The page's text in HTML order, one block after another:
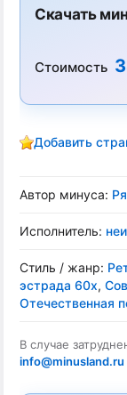
Скачать
Стоимость
Добавить
Автор минуса:
Исполнитель:
Стиль / жанр:
эстрада 60х,
Отечественная
В случае
info@minusland.ru